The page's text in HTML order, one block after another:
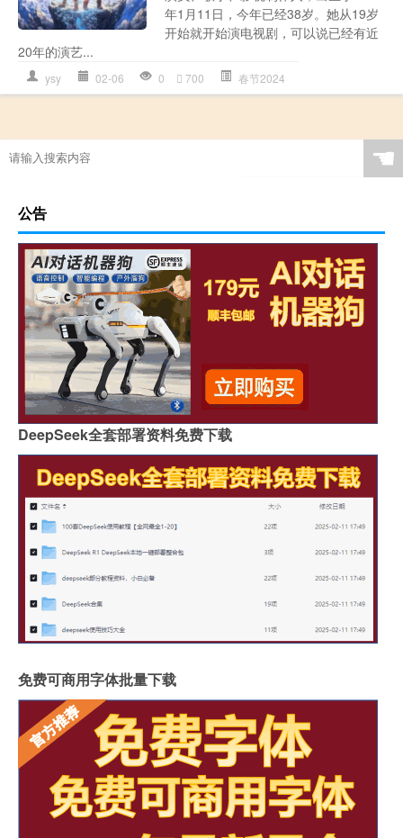
年1月11日，今年已经38岁。她从19岁
开始就开始演电视剧，可以说已经有近
20年的演艺...
ysy 02-06 0 700 春节2024
☚
公告
DeepSeek全套部署资料免费下载
免费可商用字体批量下载